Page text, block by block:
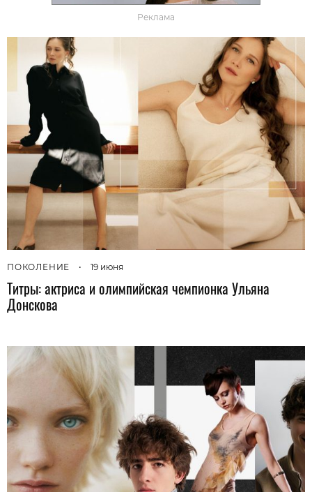
Реклама
ПОКОЛЕНИЕ • 19 июня
Титры: актриса и олимпийская чемпионка Ульяна
Донскова